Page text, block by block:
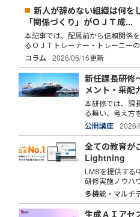
新人が辞めない組織は何を
「関係づくり」がＯＪＴ成...
本記事では、配属前から信頼関係
るＯＪＴトレーナー・トレーニー
コラム
2026/06/16更新
新任課長研修
メント・采配
本研修では、課
る舞い、考え方
公開講座
全ての教育
Lightning
LMSを提供する
研修実施ノウハ
多機能・マルチ
生成ＡＩアセ